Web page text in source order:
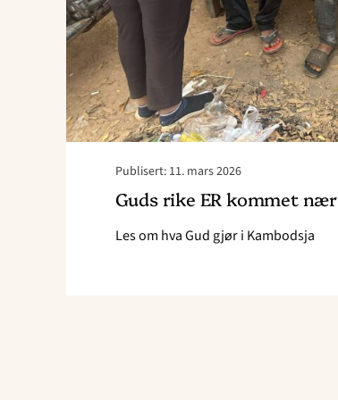
Publisert: 11. mars 2026
Guds rike ER kommet nær
Les om hva Gud gjør i Kambodsja